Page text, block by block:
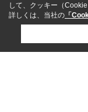
して、クッキー（
詳しくは、当社の 「